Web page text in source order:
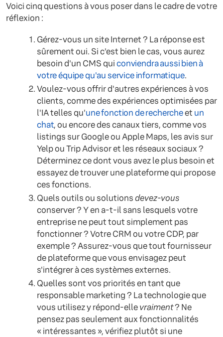
Voici cinq questions à vous poser dans le cadre de votre
réflexion :
Gérez-vous un site Internet ? La réponse est
sûrement oui. Si c'est bien le cas, vous aurez
besoin d'un CMS quiconviendra aussi bien à
votre équipe qu'au service informatique.
Voulez-vous offrir d'autres expériences à vos
clients, comme des expériences optimisées par
l'IA telles qu'une fonction de rechercheet un
chat, ou encore des canaux tiers, comme vos
listings sur Google ou Apple Maps, les avis sur
Yelp ou Trip Advisor et les réseaux sociaux ?
Déterminez ce dont vous avez le plus besoin et
essayez de trouver une plateforme qui propose
ces fonctions.
Quels outils ou solutionsdevez-vous
conserver ? Y en a-t-il sans lesquels votre
entreprise ne peut tout simplement pas
fonctionner ? Votre CRM ou votre CDP, par
exemple ? Assurez-vous que tout fournisseur
de plateforme que vous envisagez peut
s'intégrer à ces systèmes externes.
Quelles sont vos priorités en tant que
responsable marketing ? La technologie que
vous utilisez y répond-ellevraiment? Ne
pensez pas seulement aux fonctionnalités
« intéressantes », vérifiez plutôt si une